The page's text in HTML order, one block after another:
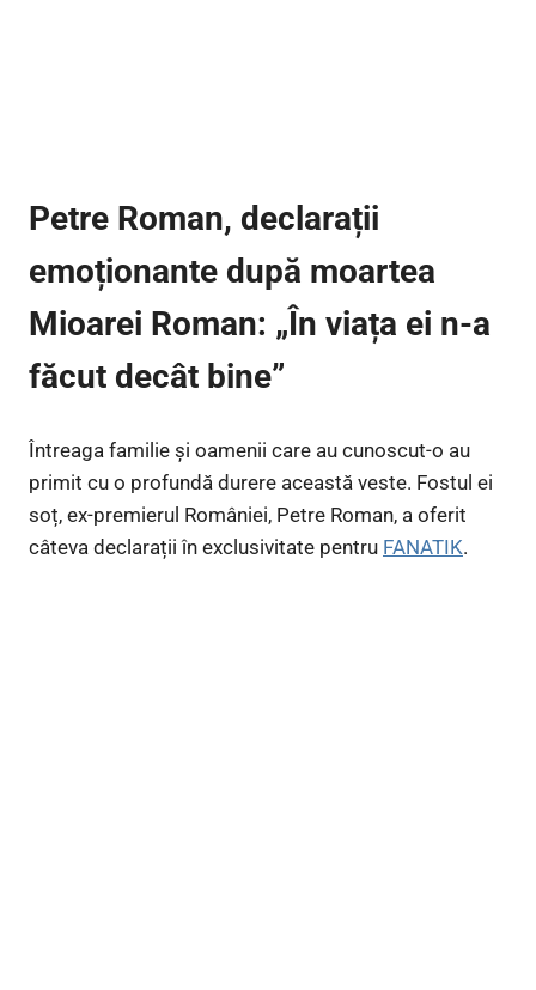
Petre Roman, declarații
emoționante după moartea
Mioarei Roman: „În viața ei n-a
făcut decât bine”
Întreaga familie și oamenii care au cunoscut-o au
primit cu o profundă durere această veste. Fostul ei
soț, ex-premierul României, Petre Roman, a oferit
câteva declarații în exclusivitate pentru FANATIK.